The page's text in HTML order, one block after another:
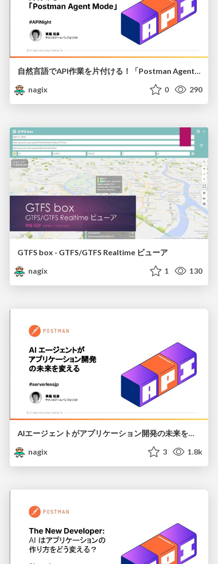
自然言語でAPI作業を片付ける！「Postman Agent Mode」
nagix
0 290
GTFS box - GTFS/GTFS Realtime ビューア
nagix
1 130
AIエージェントがアプリケーション開発の未来を変える
nagix
3 1.8k